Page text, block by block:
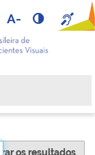
A-
os resultados